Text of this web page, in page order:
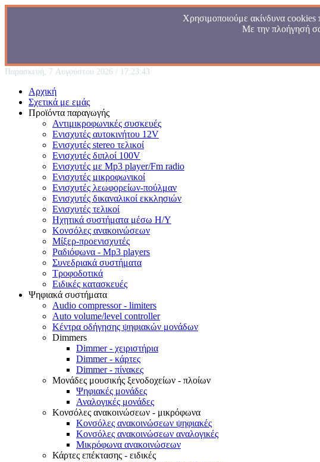
Χρησιμοποιούμε ακίνδυνα cookies
Με την πλοήγησή
Παρασκευή, 7 Αυγούστου 2026 / 17:23:43
Αρχική
Σχετικά με εμάς
Προϊόντα παραγωγής
Αντιμικροφωνικές συσκευές
Ενισχυτές αυτοκινήτου 12V
Ενισχυτές stereo τελικοί
Ενισχυτές διπλοί 100V
Ενισχυτές με Mp3 player/Fm radio
Ενισχυτές μικροφωνικοί
Ενισχυτές λεωφορείων-πούλμαν
Ενισχυτές δικαναλικοί εκκλησιών
Ενισχυτές τελικοί
Ηχητικά συστήματα μέσω Η/Υ
Κονσόλες ανακοινώσεων
Μίξερ-προενισχυτές
Ραδιόφωνα - Mp3 players
Συνεδριακά συστήματα
Τροφοδοτικά
Ειδικές κατασκευές
Ψηφιακά συστήματα
Audio compressor - limiters
Auto volume/level controller
Κέντρα οδήγησης ψηφιακών μονάδων
Dimmers
Dimmer - χειριστήρια
Dimmer - κάρτες
Dimmer - πίνακες
Μονάδες μουσικής ξενοδοχείων - πλοίων
Ψηφιακές μονάδες
Αναλογικές μονάδες
Κονσόλες ανακοινώσεων - μικρόφωνα
Κονσόλες ανακοινώσεων ψηφιακές
Κονσόλες ανακοινώσεων αναλογικές
Μικρόφωνα ανακοινώσεων
Κάρτες επέκτασης - ειδικές